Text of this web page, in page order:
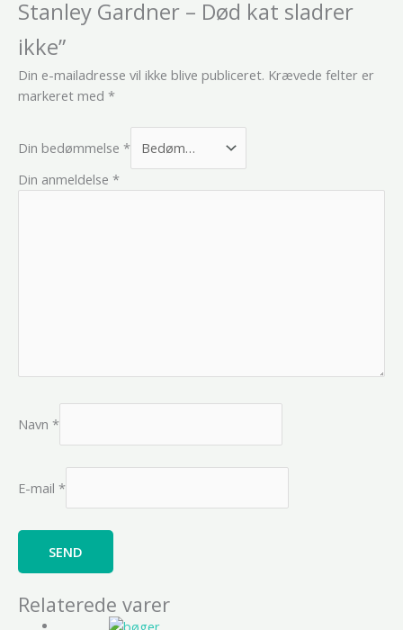
Stanley Gardner – Død kat sladrer
ikke”
Din e-mailadresse vil ikke blive publiceret. Krævede felter er
markeret med *
Din bedømmelse *
Din anmeldelse *
Navn *
E-mail *
Relaterede varer